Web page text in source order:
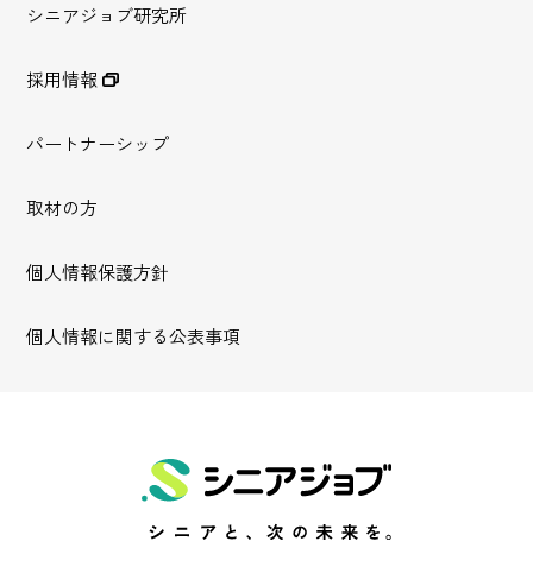
シニアジョブ研究所
採用情報
パートナーシップ
取材の方
個人情報保護方針
個人情報に関する公表事項